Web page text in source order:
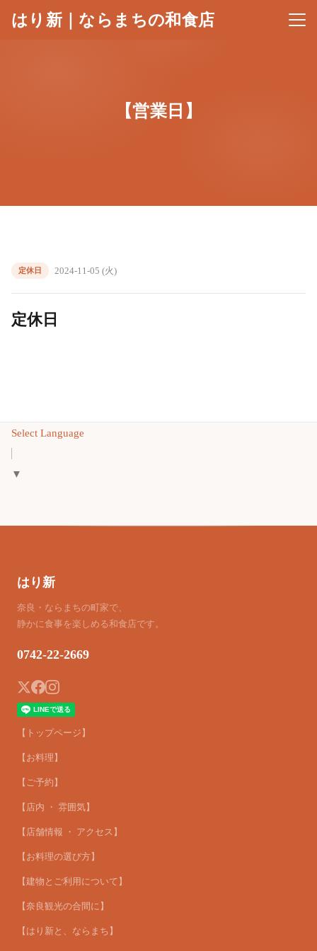
はり新｜ならまちの和食店 メニ
【営業日】
定休日 2024-11-05 (火)
定休日
Select Language
▼
はり新
奈良・ならまちの町家で、
静かに食事を楽しめる和食店です。
0742-22-2669
【トップページ】
【お料理】
【ご予約】
【店内 ・ 雰囲気】
【店舗情報 ・ アクセス】
【お料理の選び方】
【建物とご利用について】
【奈良観光の合間に】
【はり新と、ならまち】